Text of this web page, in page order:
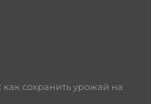
сохранить урожай на